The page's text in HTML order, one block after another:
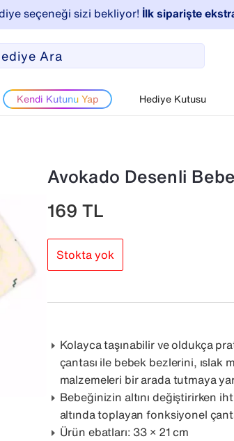
seçeneği sizi bekliyor! İlk siparişte
Kendi Kutunu Yap Hediye Kutusu
Avokado Desenli
169 TL
Stokta yok
Kolayca taşınabilir ve oldukça
çantası ile bebek bezlerini, ıslak
malzemeleri bir arada tutmaya
Bebeğinizin altını değiştirirken
altında toplayan fonksiyonel
Ürün ebatları: 33 × 21 cm